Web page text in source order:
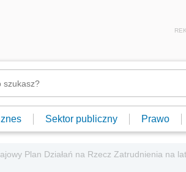
Sektor publiczny Prawo
Plan Działań na Rzecz Zatrudnienia na